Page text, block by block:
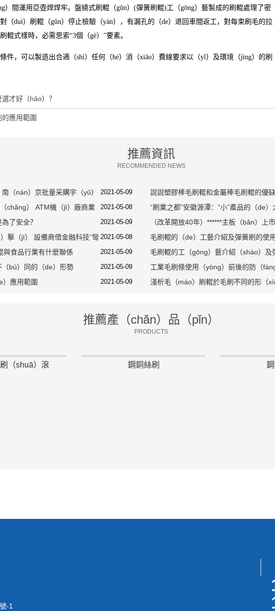
）間運用亞壺焊焊牢。盤繞式刷輥（gǔn）(彈簧刷輥)工（gōng）藝製成的刷輥處理了
（duì）刷輥（gǔn）停止檢驗（yàn），有漏孔的（de）退回車間返工，對每束刷毛的
輥式樣時，必需思索“3個（gè）”要素。
，可以製造出合適（shì）任何（hé）消（xiāo）費線要求以（yǐ）及環境（jìng）的刷（
才好（hǎo）？
應用範圍
推薦資訊
RECOMMENDED NEWS
2021-05-09
（nán）京批量采購宇（yǔ）
說說塑膠棒毛刷輥和金屬棒毛刷輥的優
2021-05-08
chǎng） ATM機（jī）廠商業
“刷業之都”安徽源潭：“小”產品的（de
2021-05-09
了安全？
（改革開放40年）******主板（bǎn）上
備公司的創業之路
2021-05-08
擊（jī） 設備商借金融科技“彎
毛刷輥的（de）工藝介紹及彈簧刷的使
述
2021-05-09
與食品行業有什麽聯係
毛刷輥的工（gōng）藝介紹（shào）及
用範圍介紹
2021-05-09
bú）同的（de）形勢 工業毛刷條使用（yòng）前後的防（
2021-05-09
）應用範圍 淺析毛（máo）刷輥於毛刷不同的形（
推薦產（chǎn）品（pǐn）
PRODUCTS
海綿吸水（shuǐ）輥
-1